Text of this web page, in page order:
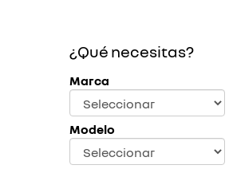
¿Qué necesitas?
Marca
Modelo